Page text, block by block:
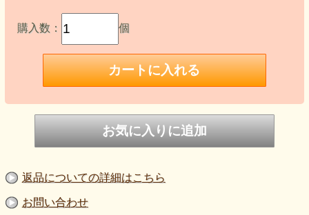
購入数： 個
返品についての詳細はこちら
お問い合わせ